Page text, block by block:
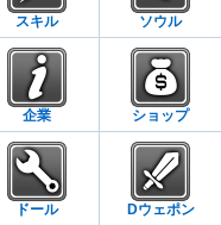
スキル ソウル
企業 ショップ
ドール Dウェポン